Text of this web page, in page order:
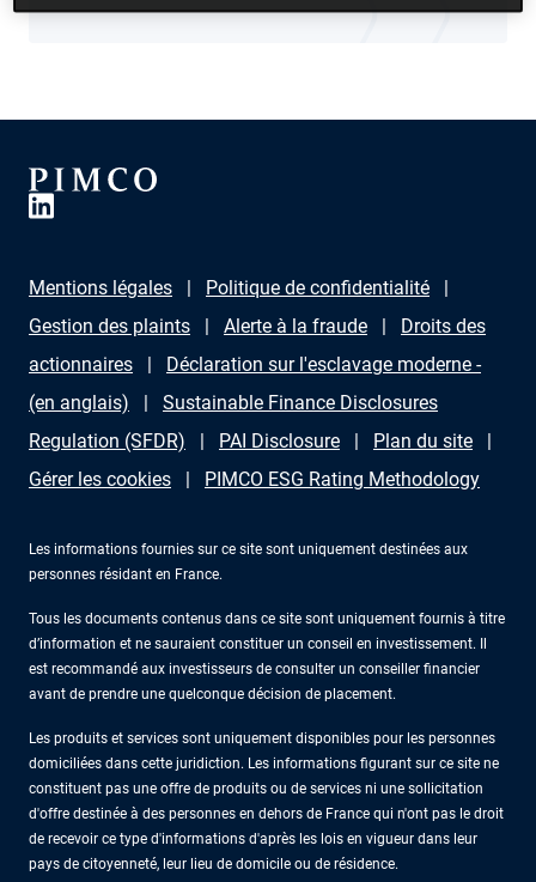
Mentions légales
Politique de confidentialité
Gestion des plaints
Alerte à la fraude
Droits des
actionnaires
Déclaration sur l'esclavage moderne -
(en anglais)
Sustainable Finance Disclosures
Regulation (SFDR)
PAI Disclosure
Plan du site
Gérer les cookies
PIMCO ESG Rating Methodology
Les informations fournies sur ce site sont uniquement destinées aux
personnes résidant en France.
Tous les documents contenus dans ce site sont uniquement fournis à titre
d’information et ne sauraient constituer un conseil en investissement. Il
est recommandé aux investisseurs de consulter un conseiller financier
avant de prendre une quelconque décision de placement.
Les produits et services sont uniquement disponibles pour les personnes
domiciliées dans cette juridiction. Les informations figurant sur ce site ne
constituent pas une offre de produits ou de services ni une sollicitation
d'offre destinée à des personnes en dehors de France qui n'ont pas le droit
de recevoir ce type d'informations d'après les lois en vigueur dans leur
pays de citoyenneté, leur lieu de domicile ou de résidence.